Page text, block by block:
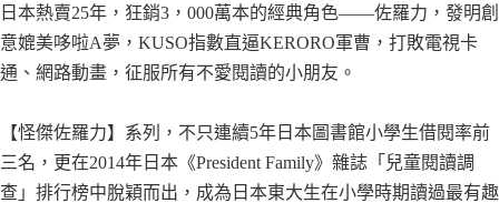
日本熱賣25年，狂銷3，000萬本的經典角色——佐羅力，發明創
意媲美哆啦A夢，KUSO指數直逼KERORO軍曹，打敗電視卡
通、網路動畫，征服所有不愛閱讀的小朋友。
【怪傑佐羅力】系列，不只連續5年日本圖書館小學生借閱率前
三名，更在2014年日本《President Family》雜誌「兒童閱讀調
查」排行榜中脫穎而出，成為日本東大生在小學時期讀過最有趣